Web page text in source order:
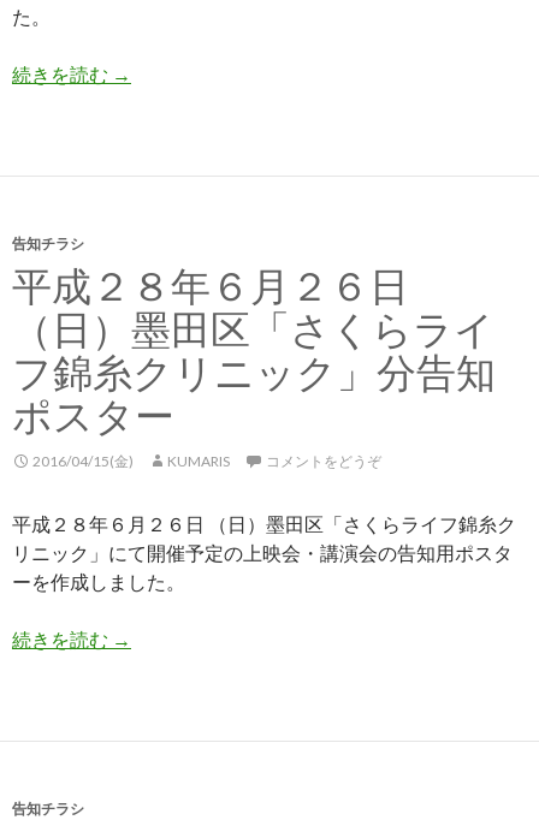
た。
続きを読む 平成２８年７月１７日（日）新宿区「かふぇオ
→
告知チラシ
平成２８年６月２６日
（日）墨田区「さくらライ
フ錦糸クリニック」分告知
ポスター
2016/04/15(金) KUMARIS コメントをどうぞ
平成２８年６月２６日 （日）墨田区「さくらライフ錦糸ク
リニック」にて開催予定の上映会・講演会の告知用ポスタ
ーを作成しました。
続きを読む 平成２８年６月２６日 （日）墨田区「さくらラ
→
告知チラシ